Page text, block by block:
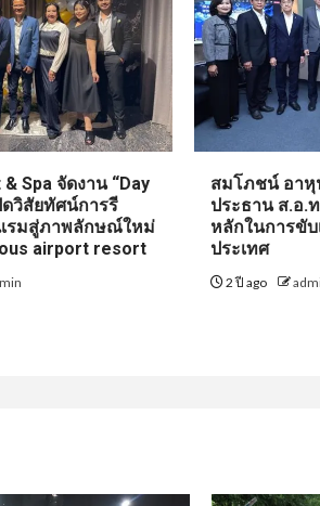
Spa จัดงาน “Day
ดวิสัยทัศน์การรี
รมสู่ภาพลักษณ์ใหม่
airport resort
สมโภชน์ อาหุ
ประธาน ส.อ.
หลักในการขับ
ประเทศ
2 ปี ago